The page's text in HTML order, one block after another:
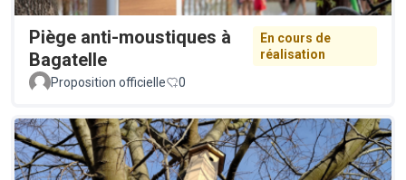
Piège anti-moustiques à
Bagatelle
En cours de
réalisation
Proposition officielle
0